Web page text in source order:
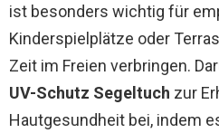
ist besonders wichtig für
Kinderspielplätze oder
Zeit im Freien verbringen.
UV-Schutz Segeltuch zur
Hautgesundheit bei, indem